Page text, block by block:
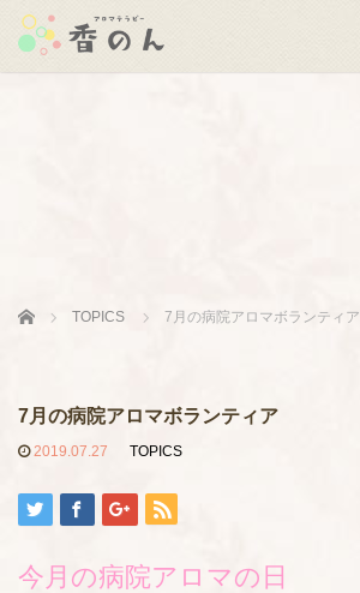
Home TOPICS 7月の病院アロマボランティア
7月の病院アロマボランティア
2019.07.27 TOPICS
今月の病院アロマの日